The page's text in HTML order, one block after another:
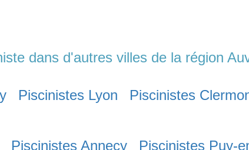
dans d'autres villes de la région
Piscinistes Lyon Piscinistes
Piscinistes Annecy Piscinistes Puy-